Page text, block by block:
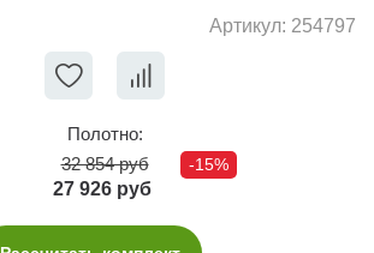
Артикул: 254797
Полотно:
32 854 руб
-15%
27 926 руб